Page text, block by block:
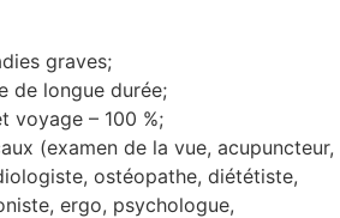
graves;
de longue durée;
voyage – 100 %;
(examen de la vue, acupuncteur,
ostéopathe, diététiste,
ergo, psychologue,